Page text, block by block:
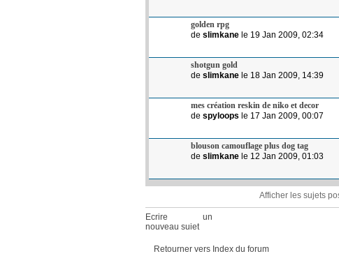
golden rpg
de slimkane le 19 Jan 2009, 02:34
shotgun gold
de slimkane le 18 Jan 2009, 14:39
mes création reskin de niko et decor
de spyloops le 17 Jan 2009, 00:07
blouson camouflage plus dog tag
de slimkane le 12 Jan 2009, 01:03
Afficher les sujets
Ecrire un
nouveau sujet
Retourner vers Index du forum